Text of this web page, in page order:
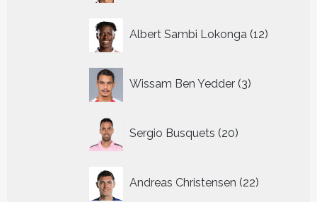
Albert Sambi Lokonga 12
Wissam Ben Yedder 3
producten
Sergio Busquets 20
producten
Andreas Christensen 22
producten